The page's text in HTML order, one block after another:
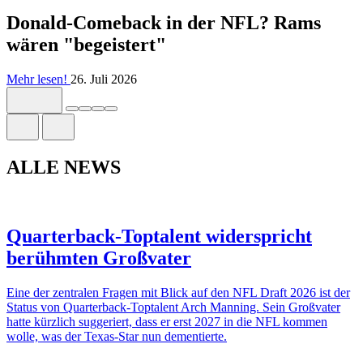
Donald-Comeback in der NFL? Rams
wären "begeistert"
Mehr lesen! 26. Juli 2026
ALLE NEWS
Quarterback-Toptalent widerspricht
berühmten Großvater
Eine der zentralen Fragen mit Blick auf den NFL Draft 2026 ist der
Status von Quarterback-Toptalent Arch Manning. Sein Großvater
hatte kürzlich suggeriert, dass er erst 2027 in die NFL kommen
wolle, was der Texas-Star nun dementierte.